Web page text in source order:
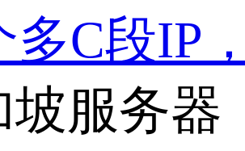
多C段IP
坡服务器